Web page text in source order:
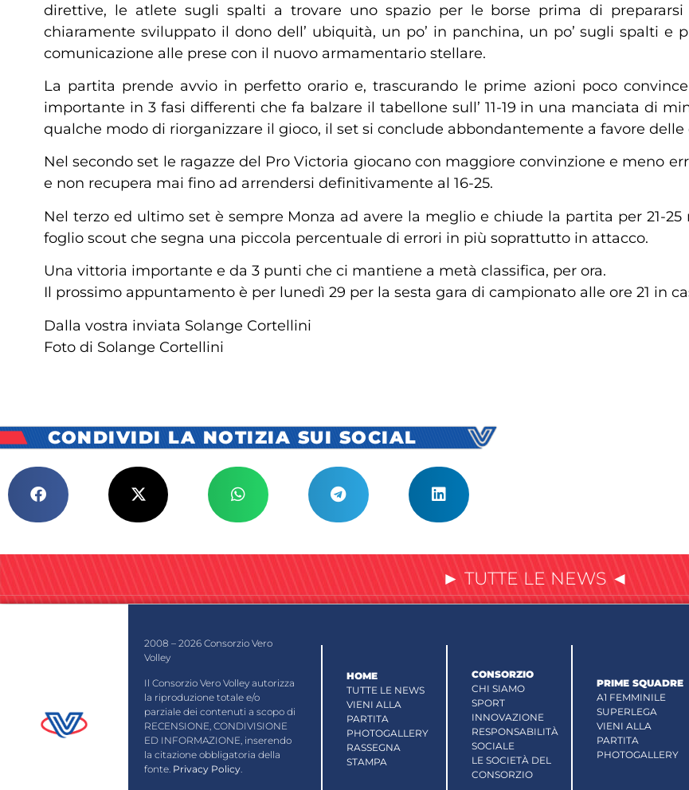
direttive, le atlete sugli spalti a trovare uno spazio per le borse prima di
chiaramente sviluppato il dono dell’ ubiquità, un po’ in panchina, un po’ sugli spalti e
comunicazione alle prese con il nuovo armamentario stellare.
La partita prende avvio in perfetto orario e, trascurando le prime azioni poco
importante in 3 fasi differenti che fa balzare il tabellone sull’ 11-19 in una manciata di
qualche modo di riorganizzare il gioco, il set si conclude abbondantemente a favore delle
Nel secondo set le ragazze del Pro Victoria giocano con maggiore convinzione e meno
e non recupera mai fino ad arrendersi definitivamente al 16-25.
Nel terzo ed ultimo set è sempre Monza ad avere la meglio e chiude la partita per 21-
foglio scout che segna una piccola percentuale di errori in più soprattutto in attacco.
Una vittoria importante e da 3 punti che ci mantiene a metà classifica, per ora.
Il prossimo appuntamento è per lunedì 29 per la sesta gara di campionato alle ore 21 in
Dalla vostra inviata Solange Cortellini
Foto di Solange Cortellini
CONDIVIDI LA NOTIZIA SUI SOCIAL
► TUTTE LE NEWS ◄
2008 – 2026 Consorzio Vero
Volley
Il Consorzio Vero Volley autorizza
la riproduzione totale e/o
parziale dei contenuti a scopo di
RECENSIONE, CONDIVISIONE
ED INFORMAZIONE, inserendo
la citazione obbligatoria della
fonte. Privacy Policy.
HOME
TUTTE LE NEWS
VIENI ALLA
PARTITA
PHOTOGALLERY
RASSEGNA
STAMPA
CONSORZIO
CHI SIAMO
SPORT
INNOVAZIONE
RESPONSABILITÀ
SOCIALE
LE SOCIETÀ DEL
CONSORZIO
PRIME SQUADRE
A1 FEMMINILE
SUPERLEGA
VIENI ALLA
PARTITA
PHOTOGALLERY